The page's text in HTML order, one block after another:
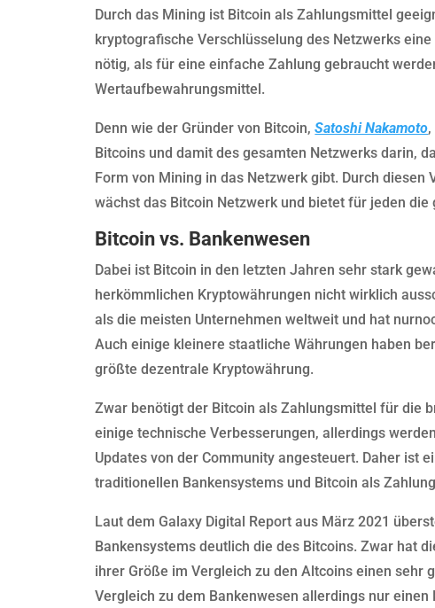
Durch das Mining ist Bitcoin als Zahlungsmittel
kryptografische Verschlüsselung des Netzwerks
nötig, als für eine einfache Zahlung gebraucht
Wertaufbewahrungsmittel.
Denn wie der Gründer von Bitcoin,Satoshi Nakamoto
Bitcoins und damit des gesamten Netzwerks darin,
Form von Mining in das Netzwerk gibt. Durch diesen
wächst das Bitcoin Netzwerk und bietet für jeden die
Bitcoin vs. Bankenwesen
Dabei ist Bitcoin in den letzten Jahren sehr stark
herkömmlichen Kryptowährungen nicht wirklich
als die meisten Unternehmen weltweit und hat
Auch einige kleinere staatliche Währungen haben
größte dezentrale Kryptowährung.
Zwar benötigt der Bitcoin als Zahlungsmittel für die
einige technische Verbesserungen, allerdings
Updates von der Community angesteuert. Daher ist
traditionellen Bankensystems und Bitcoin als
Laut dem Galaxy Digital Report aus März 2021
Bankensystems deutlich die des Bitcoins. Zwar hat
ihrer Größe im Vergleich zu den Altcoins einen sehr
Vergleich zu dem Bankenwesen allerdings nur einen